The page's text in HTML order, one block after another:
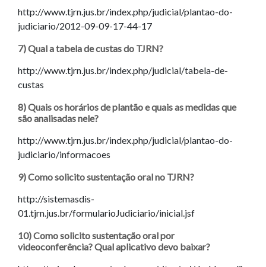
http://www.tjrn.jus.br/index.php/judicial/plantao-do-
judiciario/2012-09-09-17-44-17
7) Qual a tabela de custas do TJRN?
http://www.tjrn.jus.br/index.php/judicial/tabela-de-
custas
8) Quais os horários de plantão e quais as medidas que
são analisadas nele?
http://www.tjrn.jus.br/index.php/judicial/plantao-do-
judiciario/informacoes
9) Como solicito sustentação oral no TJRN?
http://sistemasdis-
01.tjrn.jus.br/formularioJudiciario/inicial.jsf
10) Como solicito sustentação oral por
videoconferência? Qual aplicativo devo baixar?